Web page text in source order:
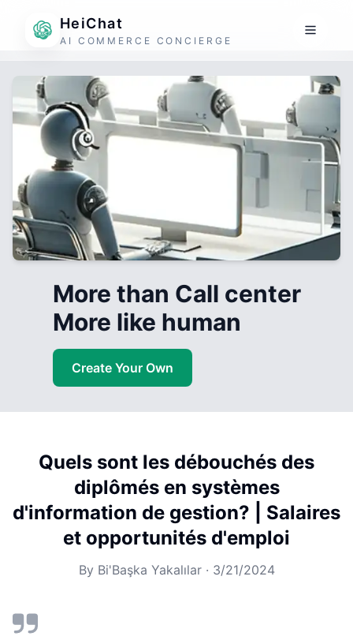
HeiChat
AI COMMERCE CONCIERGE
More than Call center
More like human
Create Your Own
Quels sont les débouchés des
diplômés en systèmes
d'information de gestion? | Salaires
et opportunités d'emploi
By Bi'Başka Yakalılar· 3/21/2024